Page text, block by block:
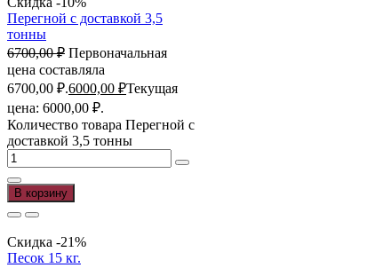
Перегной с доставкой 3,5
тонны
6700,00₽ Первоначальная
цена составляла
6700,00 ₽.6000,00 ₽Текущая
цена: 6000,00 ₽.
Количество товара Перегной с
доставкой 3,5 тонны
В корзину
Скидка -21%
Песок 15 кг.